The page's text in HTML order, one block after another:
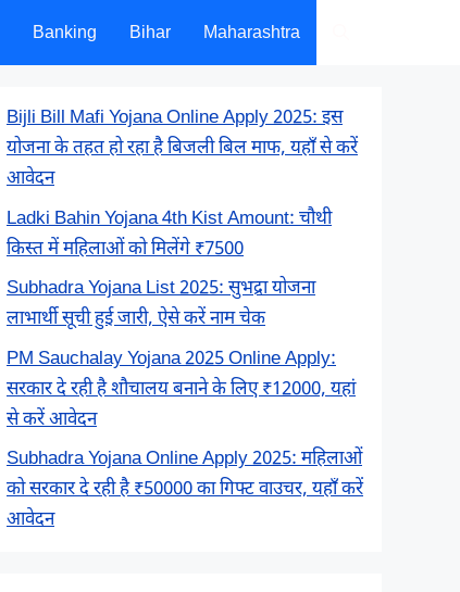
Banking Bihar Maharashtra
Bijli Bill Mafi Yojana Online Apply 2025: इस
योजना के तहत हो रहा है बिजली बिल माफ, यहाँ से करें
आवेदन
Ladki Bahin Yojana 4th Kist Amount: चौथी
किस्त में महिलाओं को मिलेंगे ₹7500
Subhadra Yojana List 2025: सुभद्रा योजना
लाभार्थी सूची हुई जारी, ऐसे करें नाम चेक
PM Sauchalay Yojana 2025 Online Apply:
सरकार दे रही है शौचालय बनाने के लिए ₹12000, यहां
से करें आवेदन
Subhadra Yojana Online Apply 2025: महिलाओं
को सरकार दे रही है ₹50000 का गिफ्ट वाउचर, यहाँ करें
आवेदन